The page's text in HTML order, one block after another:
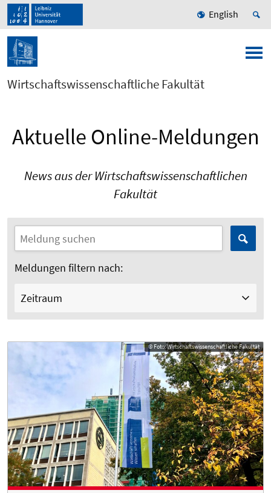
English
Wirtschaftswissenschaftliche Fakultät
Aktuelle Online-Meldungen
News aus der Wirtschaftswissenschaftlichen
Fakultät
Meldungen filtern nach:
Zeitraum
© Foto: Wirtschaftswissenschaftliche Fakultät